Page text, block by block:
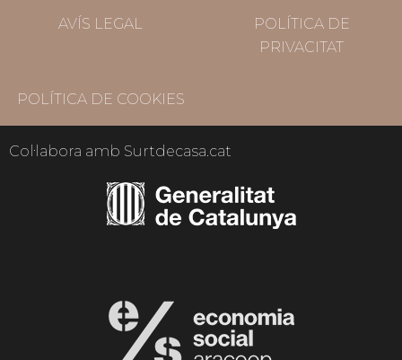
AVÍS LEGAL
POLÍTICA DE
PRIVACITAT
POLÍTICA DE COOKIES
Col·labora amb Surtdecasa.cat